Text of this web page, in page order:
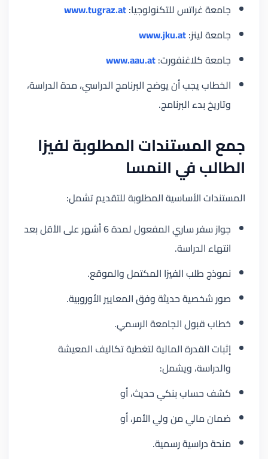
جامعة غراتس للتكنولوجيا:www.tugraz.at
جامعة لينز:www.jku.at
جامعة كلاغنفورت:www.aau.at
الخطاب يجب أن يوضح البرنامج الدراسي، مدة الدراسة،
وتاريخ بدء البرنامج.
جمع المستندات المطلوبة لفيزا
الطالب في النمسا
المستندات الأساسية المطلوبة للتقديم تشمل:
جواز سفر ساري المفعول لمدة 6 أشهر على الأقل بعد
انتهاء الدراسة.
نموذج طلب الفيزا المكتمل والموقع.
صور شخصية حديثة وفق المعايير الأوروبية.
خطاب قبول الجامعة الرسمي.
إثبات القدرة المالية لتغطية تكاليف المعيشة
والدراسة، ويشمل:
كشف حساب بنكي حديث، أو
ضمان مالي من ولي الأمر، أو
منحة دراسية رسمية.